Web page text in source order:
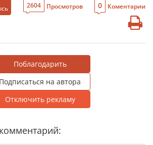
2604 Просмотров 0 Коментарии
Поблагодарить
Подписаться на автора
Отключить рекламу